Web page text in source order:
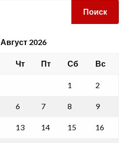
Август 2026
Чт Пт Сб Вс
1 2
6 7 8 9
13 14 15 16